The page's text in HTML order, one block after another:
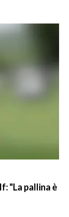
"La pallina è